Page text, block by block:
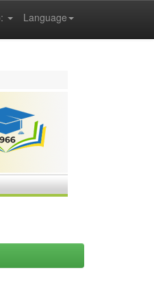
Language